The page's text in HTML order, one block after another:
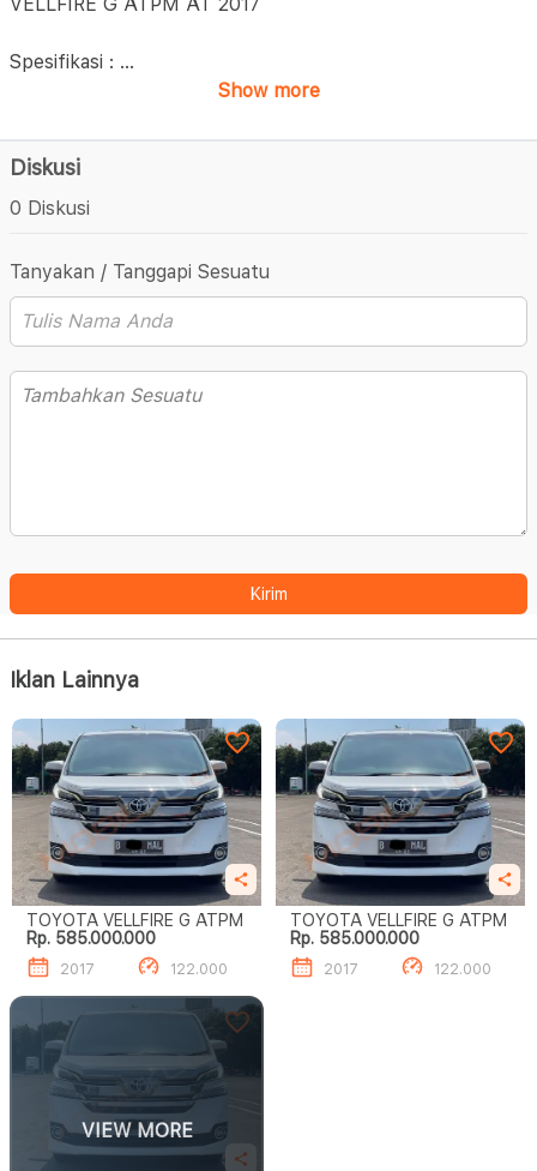
Spesifikasi : ...
Show more
Diskusi
0 Diskusi
Tanyakan / Tanggapi Sesuatu
Kirim
Iklan Lainnya
TOYOTA VELLFIRE G ATPM
Rp. 585.000.000
2017 122.000
TOYOTA VELLFIRE G ATPM
Rp. 585.000.000
2017 122.000
VIEW MORE